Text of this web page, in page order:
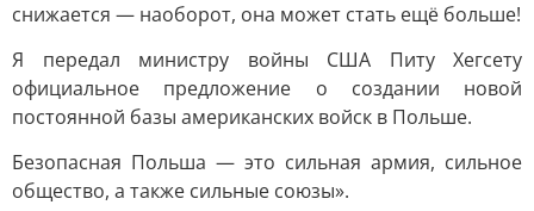
снижается — наоборот, она может стать ещё больше!
Я передал министру войны США Питу Хегсету
официальное предложение о создании новой
постоянной базы американских войск в Польше.
Безопасная Польша — это сильная армия, сильное
общество, а также сильные союзы».